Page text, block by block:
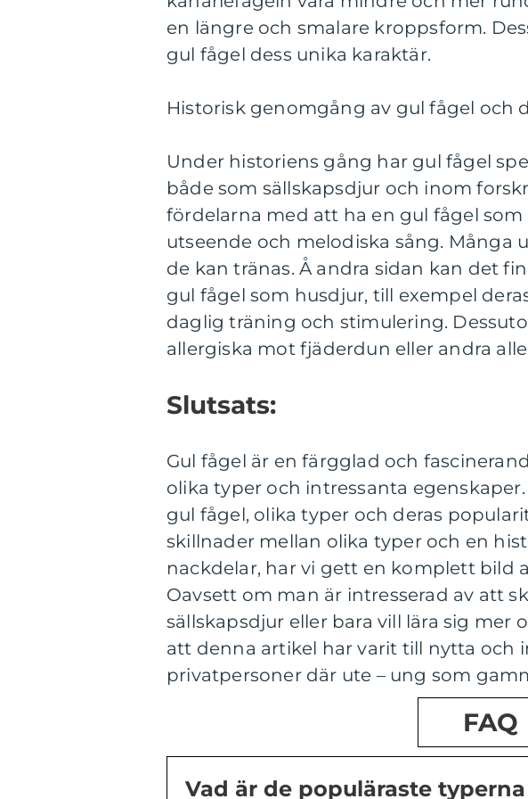
en längre och smalare kroppsform.
gul fågel dess unika karaktär.
Historisk genomgång av gul fågel och
Under historiens gång har gul fågel
både som sällskapsdjur och inom
fördelarna med att ha en gul fågel som
utseende och melodiska sång. Många
de kan tränas. Å andra sidan kan det
gul fågel som husdjur, till exempel
daglig träning och stimulering.
allergiska mot fjäderdun eller andra
Slutsats:
Gul fågel är en färgglad och
olika typer och intressanta
gul fågel, olika typer och deras
skillnader mellan olika typer och en
nackdelar, har vi gett en komplett bild
Oavsett om man är intresserad av att
sällskapsdjur eller bara vill lära sig mer
att denna artikel har varit till nytta och
privatpersoner där ute – ung som
FAQ
Vad är de populäraste